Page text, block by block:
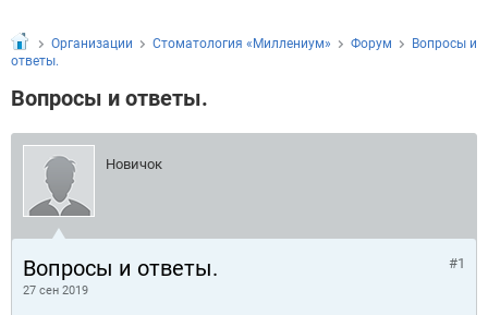
Организации Стоматология «Миллениум» Форум
Вопросы и
ответы.
Вопросы и ответы.
Новичок
Вопросы и ответы.
27 сен 2019
#1